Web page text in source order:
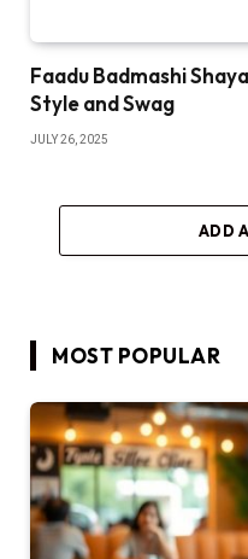
Faadu Badmashi
Style and Swag
JULY 26, 2025
ADD
MOST POPULAR